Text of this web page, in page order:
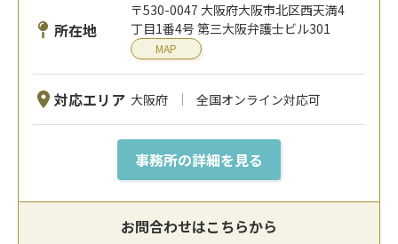
所在地
〒530-0047 大阪府大阪市北区西天満4
丁目1番4号 第三大阪弁護士ビル301
MAP
対応エリア 大阪府 全国オンライン対応可
事務所の詳細を見る
お問合わせはこちらから